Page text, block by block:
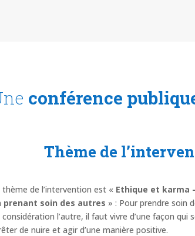
conférence
Thème de
thème de l’intervention est « Ethique et karma
prenant soin des autres » : Pour prendre soin
considération l’autre, il faut vivre d’une façon qui
de nuire et agir d’une manière positive.